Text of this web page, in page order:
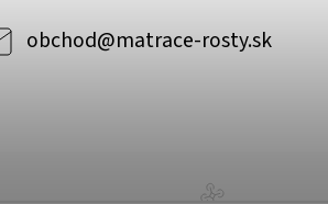
obchod@matrace-rosty.sk